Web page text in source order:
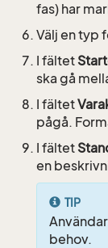
fas) har
Välj en typ
I fältet
ska gå
I fältet
pågå.
I fältet
en
TIP
behov.